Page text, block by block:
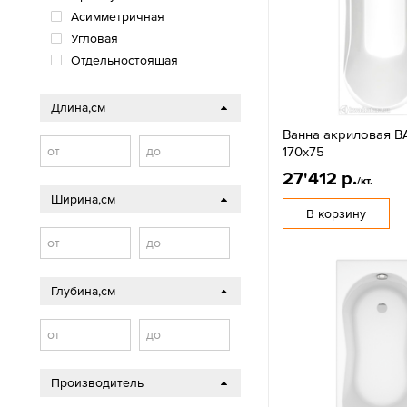
Ванна акриловая
170х75
27'412 р./кт.
В корзину
Асимметричная
Угловая
Отдельностоящая
Длина,см
от до
Ширина,см
от до
Глубина,см
от до
Производитель